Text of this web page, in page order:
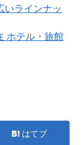
いラインナッ
ホテル・旅館
はてブ